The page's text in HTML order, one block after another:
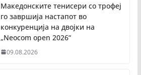
Македонските тенисери со трофеј
го завршија настапот во
конкуренција на двојки на
„Neocom open 2026“
09.08.2026